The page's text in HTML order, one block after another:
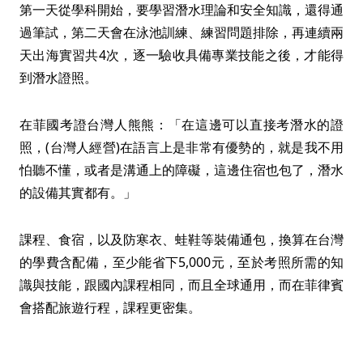
第一天從學科開始，要學習潛水理論和安全知識，還得通
過筆試，第二天會在泳池訓練、練習問題排除，再連續兩
天出海實習共4次，逐一驗收具備專業技能之後，才能得
到潛水證照。
在菲國考證台灣人熊熊：「在這邊可以直接考潛水的證
照，(台灣人經營)在語言上是非常有優勢的，就是我不用
怕聽不懂，或者是溝通上的障礙，這邊住宿也包了，潛水
的設備其實都有。」
課程、食宿，以及防寒衣、蛙鞋等裝備通包，換算在台灣
的學費含配備，至少能省下5,000元，至於考照所需的知
識與技能，跟國內課程相同，而且全球通用，而在菲律賓
會搭配旅遊行程，課程更密集。